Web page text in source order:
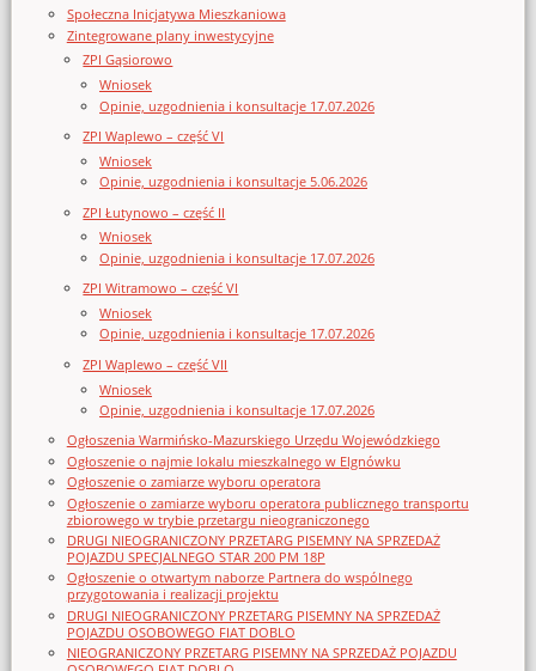
Społeczna Inicjatywa Mieszkaniowa
Zintegrowane plany inwestycyjne
ZPI Gąsiorowo
Wniosek
Opinie, uzgodnienia i konsultacje 17.07.2026
ZPI Waplewo – część VI
Wniosek
Opinie, uzgodnienia i konsultacje 5.06.2026
ZPI Łutynowo – część II
Wniosek
Opinie, uzgodnienia i konsultacje 17.07.2026
ZPI Witramowo – część VI
Wniosek
Opinie, uzgodnienia i konsultacje 17.07.2026
ZPI Waplewo – część VII
Wniosek
Opinie, uzgodnienia i konsultacje 17.07.2026
Ogłoszenia Warmińsko-Mazurskiego Urzędu Wojewódzkiego
Ogłoszenie o najmie lokalu mieszkalnego w Elgnówku
Ogłoszenie o zamiarze wyboru operatora
Ogłoszenie o zamiarze wyboru operatora publicznego transportu
zbiorowego w trybie przetargu nieograniczonego
DRUGI NIEOGRANICZONY PRZETARG PISEMNY NA SPRZEDAŻ
POJAZDU SPECJALNEGO STAR 200 PM 18P
Ogłoszenie o otwartym naborze Partnera do wspólnego
przygotowania i realizacji projektu
DRUGI NIEOGRANICZONY PRZETARG PISEMNY NA SPRZEDAŻ
POJAZDU OSOBOWEGO FIAT DOBLO
NIEOGRANICZONY PRZETARG PISEMNY NA SPRZEDAŻ POJAZDU